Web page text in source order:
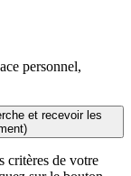
personnel,
et recevoir les
critères de votre